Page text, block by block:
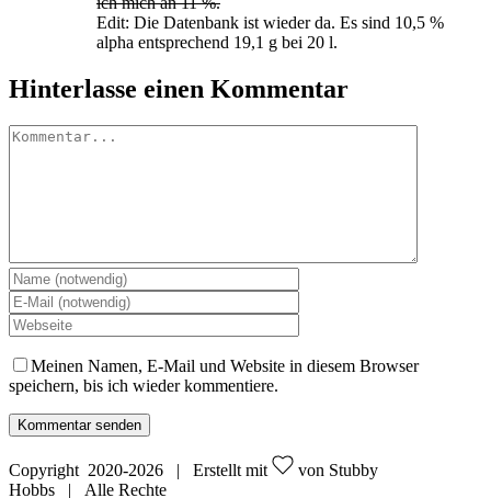
Edit: Die Datenbank ist wieder da. Es sind 10,5 %
alpha entsprechend 19,1 g bei 20 l.
Hinterlasse einen Kommentar
Kommentar
Meinen Namen, E-Mail und Website in diesem Browser
speichern, bis ich wieder kommentiere.
Copyright 2020-2026 | Erstellt mit
von Stubby
Hobbs | Alle Rechte